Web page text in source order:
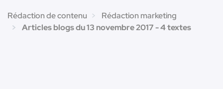
Rédaction de contenu
Rédaction marketing
Articles blogs du 13 novembre 2017 - 4 textes